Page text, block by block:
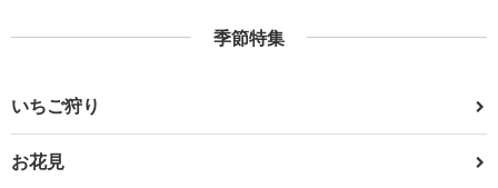
季節特集
いちご狩り
お花見